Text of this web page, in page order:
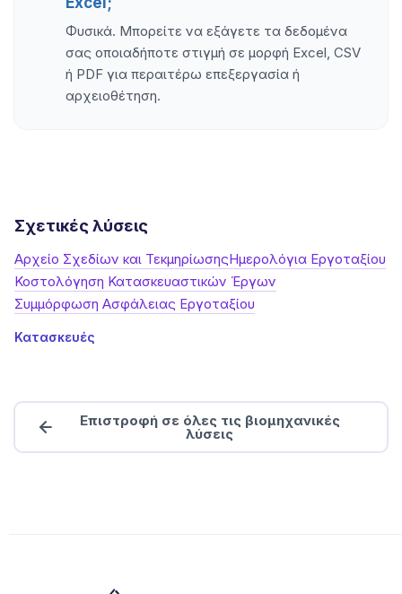
Φυσικά. Μπορείτε να εξάγετε τα δεδομένα
σας οποιαδήποτε στιγμή σε μορφή Excel, CSV
ή PDF για περαιτέρω επεξεργασία ή
αρχειοθέτηση.
Σχετικές λύσεις
Αρχείο Σχεδίων και ΤεκμηρίωσηςΗμερολόγια Εργοταξίου
Κοστολόγηση Κατασκευαστικών Έργων
Συμμόρφωση Ασφάλειας Εργοταξίου
Κατασκευές
Επιστροφή σε όλες τις βιομηχανικές
λύσεις